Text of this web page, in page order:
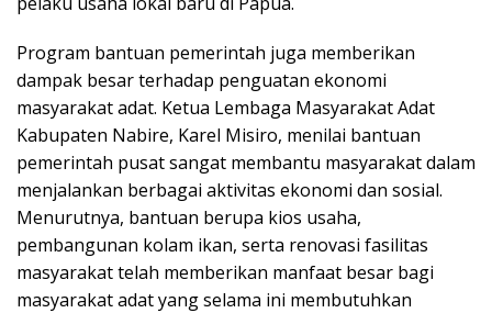
Program bantuan pemerintah juga memberikan
dampak besar terhadap penguatan ekonomi
masyarakat adat. Ketua Lembaga Masyarakat Adat
Kabupaten Nabire, Karel Misiro, menilai bantuan
pemerintah pusat sangat membantu masyarakat dalam
menjalankan berbagai aktivitas ekonomi dan sosial.
Menurutnya, bantuan berupa kios usaha,
pembangunan kolam ikan, serta renovasi fasilitas
masyarakat telah memberikan manfaat besar bagi
masyarakat adat yang selama ini membutuhkan